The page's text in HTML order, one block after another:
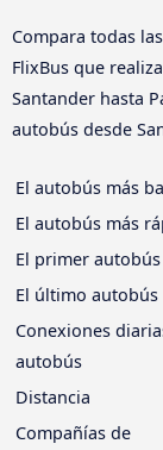
Compara todas
FlixBus que
Santander hasta
autobús desde
El autobús más
El autobús más
El primer autobús
El último autobús
Conexiones
autobús
Distancia
Compañías de